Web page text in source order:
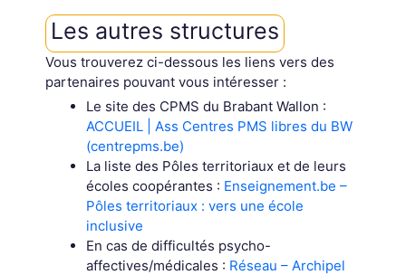
Les autres structures
Vous trouverez ci-dessous les liens vers des
partenaires pouvant vous intéresser :
Le site des CPMS du Brabant Wallon :
ACCUEIL | Ass Centres PMS libres du BW
(centrepms.be)
La liste des Pôles territoriaux et de leurs
écoles coopérantes : Enseignement.be –
Pôles territoriaux : vers une école
inclusive
En cas de difficultés psycho-
affectives/médicales : Réseau – Archipel